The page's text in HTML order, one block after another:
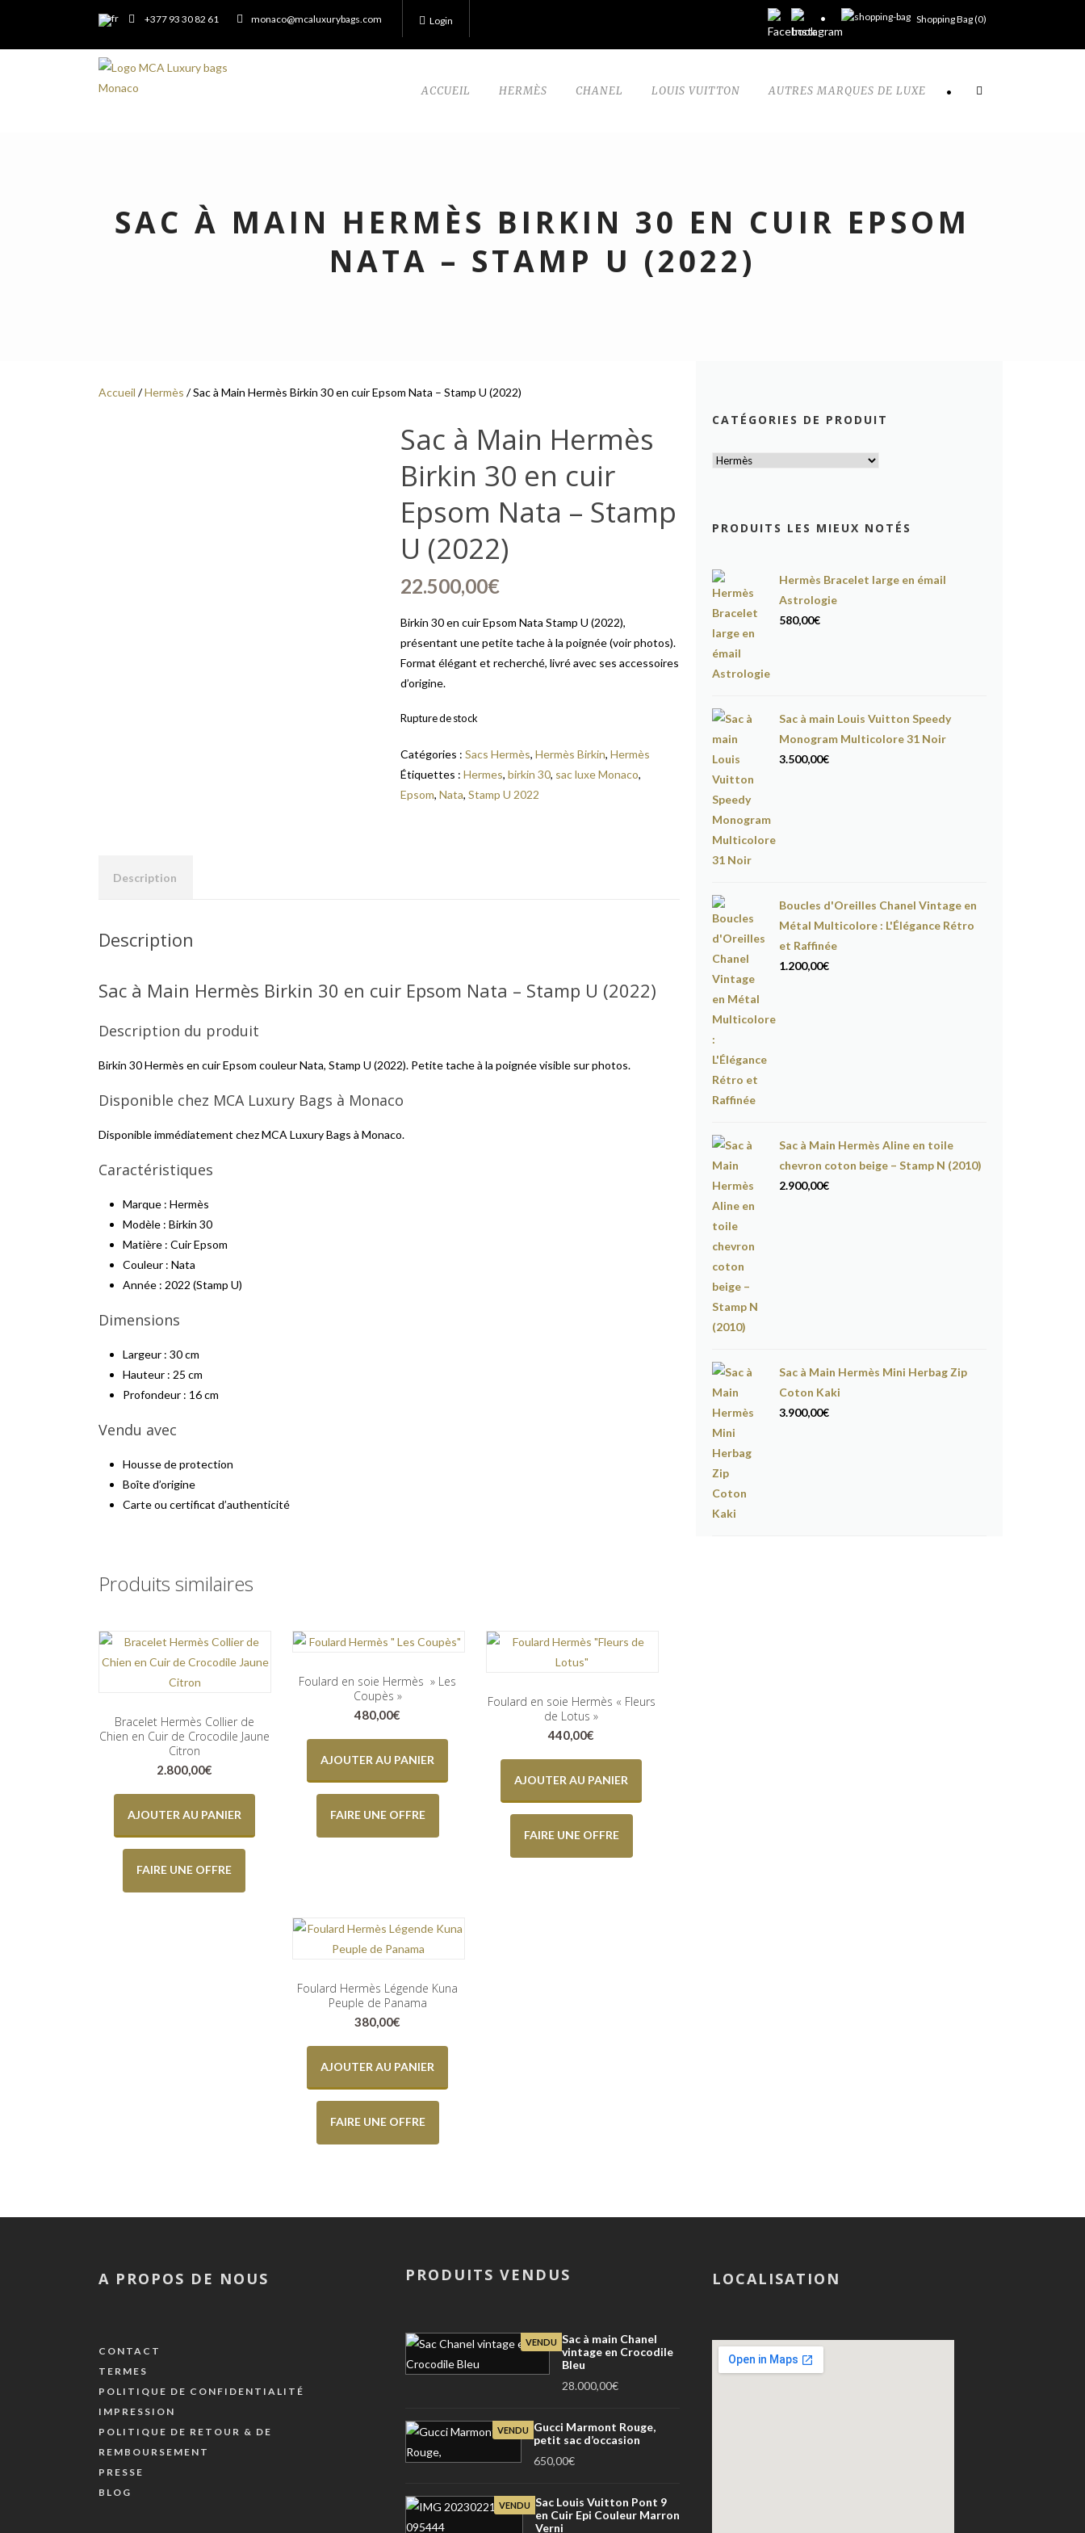
+377 93 30 82 61 monaco@mcaluxurybags.com Login Shopping Bag (0)
ACCUEIL HERMÈS CHANEL LOUIS VUITTON AUTRES MARQUES DE LUXE •
SAC À MAIN HERMÈS BIRKIN 30 EN CUIR EPSOM
NATA – STAMP U (2022)
Accueil /Hermès / Sac à Main Hermès Birkin 30 en cuir Epsom Nata – Stamp U (2022)
Sac à Main Hermès
Birkin 30 en cuir
Epsom Nata – Stamp
U (2022)
22.500,00€
Birkin 30 en cuir Epsom Nata Stamp U (2022),
présentant une petite tache à la poignée (voir photos).
Format élégant et recherché, livré avec ses accessoires
d’origine.
Rupture de stock
Catégories :Sacs Hermès,Hermès Birkin,Hermès
Étiquettes :Hermes,birkin 30, sac luxe Monaco,
Epsom,Nata,Stamp U 2022
Description
Description
Sac à Main Hermès Birkin 30 en cuir Epsom Nata – Stamp U (2022)
Description du produit
Birkin 30 Hermès en cuir Epsom couleur Nata, Stamp U (2022). Petite tache à la poignée visible sur photos.
Disponible chez MCA Luxury Bags à Monaco
Disponible immédiatement chez MCA Luxury Bags à Monaco.
Caractéristiques
Marque : Hermès
Modèle : Birkin 30
Matière : Cuir Epsom
Couleur : Nata
Année : 2022 (Stamp U)
Dimensions
Largeur : 30 cm
Hauteur : 25 cm
Profondeur : 16 cm
Vendu avec
Housse de protection
Boîte d’origine
Carte ou certificat d’authenticité
Produits similaires
Bracelet Hermès Collier de
Chien en Cuir de Crocodile Jaune
Citron
2.800,00€
AJOUTER AU PANIER
FAIRE UNE OFFRE
Foulard en soie Hermès » Les
Coupès »
480,00€
AJOUTER AU PANIER
FAIRE UNE OFFRE
Foulard en soie Hermès « Fleurs
de Lotus »
440,00€
AJOUTER AU PANIER
FAIRE UNE OFFRE
Foulard Hermès Légende Kuna
Peuple de Panama
380,00€
AJOUTER AU PANIER
FAIRE UNE OFFRE
CATÉGORIES DE PRODUIT
PRODUITS LES MIEUX NOTÉS
Hermès Bracelet large en émail
Astrologie
580,00€
Sac à main Louis Vuitton Speedy
Monogram Multicolore 31 Noir
3.500,00€
Boucles d'Oreilles Chanel Vintage en
Métal Multicolore : L'Élégance Rétro
et Raffinée
1.200,00€
Sac à Main Hermès Aline en toile
chevron coton beige – Stamp N (2010)
2.900,00€
Sac à Main Hermès Mini Herbag Zip
Coton Kaki
3.900,00€
A PROPOS DE NOUS
CONTACT
TERMES
POLITIQUE DE CONFIDENTIALITÉ
IMPRESSION
POLITIQUE DE RETOUR & DE
REMBOURSEMENT
PRESSE
BLOG
PRODUITS VENDUS
VENDU Sac à main Chanel
vintage en Crocodile
Bleu
28.000,00€
VENDU
Gucci Marmont Rouge,
petit sac d’occasion
650,00€
VENDU Sac Louis Vuitton Pont 9
en Cuir Epi Couleur Marron
Verni
LOCALISATION